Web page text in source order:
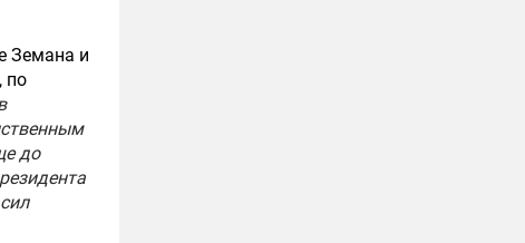
Земана и
по
до